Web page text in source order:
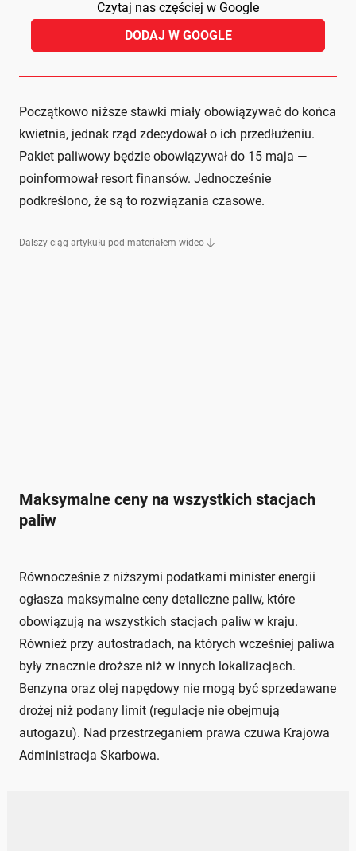
Czytaj nas częściej w Google
DODAJ W GOOGLE
Początkowo niższe stawki miały obowiązywać do końca
kwietnia, jednak rząd zdecydował o ich przedłużeniu.
Pakiet paliwowy będzie obowiązywał do 15 maja —
poinformował resort finansów. Jednocześnie
podkreślono, że są to rozwiązania czasowe.
Dalszy ciąg artykułu pod materiałem wideo
Maksymalne ceny na wszystkich stacjach
paliw
Równocześnie z niższymi podatkami minister energii
ogłasza maksymalne ceny detaliczne paliw, które
obowiązują na wszystkich stacjach paliw w kraju.
Również przy autostradach, na których wcześniej paliwa
były znacznie droższe niż w innych lokalizacjach.
Benzyna oraz olej napędowy nie mogą być sprzedawane
drożej niż podany limit (regulacje nie obejmują
autogazu). Nad przestrzeganiem prawa czuwa Krajowa
Administracja Skarbowa.